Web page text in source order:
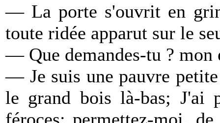
— La porte s'ouvrit en
toute ridée apparut sur le
— Que demandes-tu ?
— Je suis une pauvre
le grand bois là-bas; J'ai